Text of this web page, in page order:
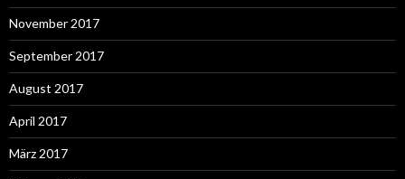
November 2017
September 2017
August 2017
April 2017
März 2017